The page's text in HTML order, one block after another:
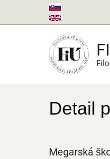
na
Detail
Megarská